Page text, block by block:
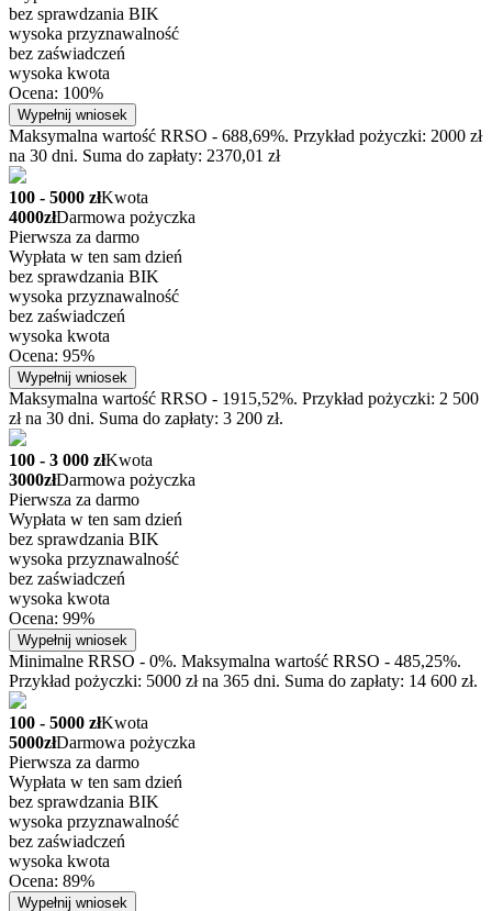
bez sprawdzania BIK
wysoka przyznawalność
bez zaświadczeń
wysoka kwota
Ocena: 100%
Wypełnij wniosek
Maksymalna wartość RRSO - 688,69%. Przykład pożyczki: 2000 zł
na 30 dni. Suma do zapłaty: 2370,01 zł
100 - 5000 złKwota
4000złDarmowa pożyczka
Pierwsza za darmo
Wypłata w ten sam dzień
bez sprawdzania BIK
wysoka przyznawalność
bez zaświadczeń
wysoka kwota
Ocena: 95%
Wypełnij wniosek
Maksymalna wartość RRSO - 1915,52%. Przykład pożyczki: 2 500
zł na 30 dni. Suma do zapłaty: 3 200 zł.
100 - 3 000 złKwota
3000złDarmowa pożyczka
Pierwsza za darmo
Wypłata w ten sam dzień
bez sprawdzania BIK
wysoka przyznawalność
bez zaświadczeń
wysoka kwota
Ocena: 99%
Wypełnij wniosek
Minimalne RRSO - 0%. Maksymalna wartość RRSO - 485,25%.
Przykład pożyczki: 5000 zł na 365 dni. Suma do zapłaty: 14 600 zł.
100 - 5000 złKwota
5000złDarmowa pożyczka
Pierwsza za darmo
Wypłata w ten sam dzień
bez sprawdzania BIK
wysoka przyznawalność
bez zaświadczeń
wysoka kwota
Ocena: 89%
Wypełnij wniosek